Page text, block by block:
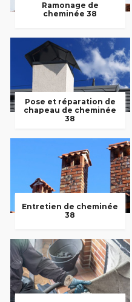
Ramonage de
cheminée 38
Pose et réparation de
chapeau de cheminée
38
Entretien de cheminée
38